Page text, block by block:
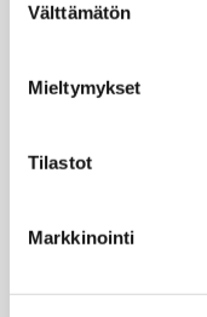
valinta
Välttämätön
Mieltymykset
Tilastot
Markkinointi
KirVESTES 2025-
Palkkaus
Työttömyys ja